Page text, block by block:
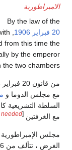
الامبراطورية
By the law of the
20 فبراير
1906
from this time the
by the emperor
two chambers.
مع مجلس الدوما و
السلطة التشريعية
مع الغرفتين [
needed
مجلس الإمبراطورية